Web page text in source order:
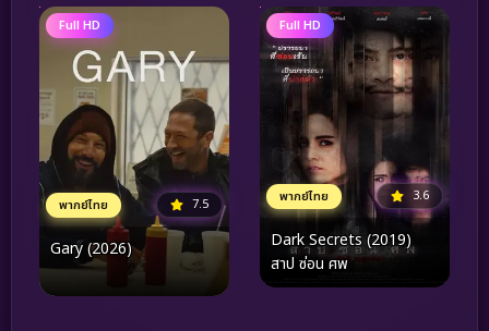
Full HD
พากย์ไทย 7.5
Gary (2026)
Full HD
พากย์ไทย 3.6
Dark Secrets (2019)
สาป ซ่อน ศพ